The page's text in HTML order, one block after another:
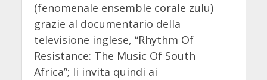
(fenomenale ensemble corale zulu)
grazie al documentario della
televisione inglese, “Rhythm Of
Resistance: The Music Of South
Africa”; li invita quindi ai